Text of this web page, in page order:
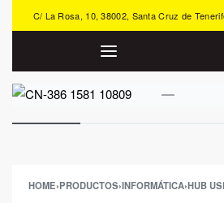
C/ La Rosa, 10, 38002, Santa Cruz de
HOME›PRODUCTOS›INFORMÁTICA›HUB